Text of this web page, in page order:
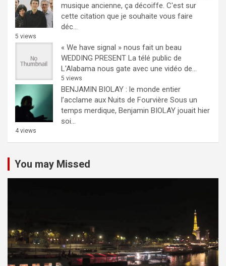
musique ancienne, ça décoiffe. C'est sur
cette citation que je souhaite vous faire
déc...
5 views
« We have signal » nous fait un beau
WEDDING PRESENT La télé public de
L'Alabama nous gate avec une vidéo de...
5 views
BENJAMIN BIOLAY : le monde entier
l’acclame aux Nuits de Fourvière Sous un
temps merdique, Benjamin BIOLAY jouait hier
soi...
4 views
You may Missed